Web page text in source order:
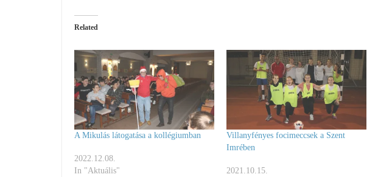
Related
A Mikulás látogatása a kollégiumban
2022.12.08.
In "Aktuális"
Villanyfényes focimeccsek a Szent
Imrében
2021.10.15.